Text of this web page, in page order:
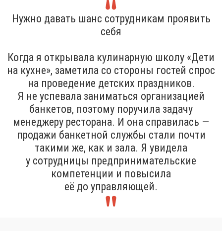
Нужно давать шанс сотрудникам проявить
себя
Когда я открывала кулинарную школу «Дети
на кухне», заметила со стороны гостей спрос
на проведение детских праздников.
Я не успевала заниматься организацией
банкетов, поэтому поручила задачу
менеджеру ресторана. И она справилась —
продажи банкетной службы стали почти
такими же, как и зала. Я увидела
у сотрудницы предпринимательские
компетенции и повысила
её до управляющей.